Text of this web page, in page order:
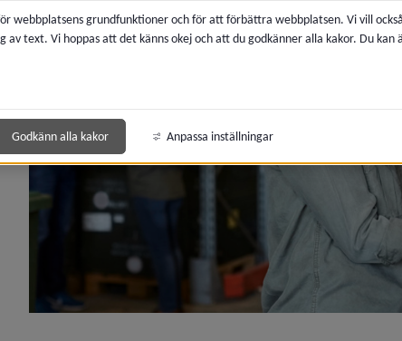
för Nätverk och samarbeten
för Företagsregister
för Starta och driva förskole- och skolverksamhet
webbplatsens grundfunktioner och för att förbättra webbplatsen. Vi vill
text. Vi hoppas att det känns okej och att du godkänner alla kakor. Du kan
Godkänn alla kakor Anpassa inställningar